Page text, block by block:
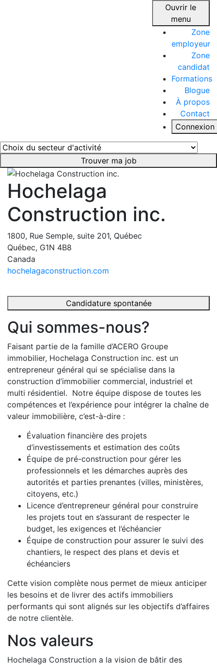
Ouvrir le
menu
Zone
employeur
Zone
candidat
Formations
Blogue
À propos
Contact
Connexion
Trouver ma job
Hochelaga
Construction inc.
1800, Rue Semple, suite 201, Québec
Québec, G1N 4B8
Canada
hochelagaconstruction.com
Candidature spontanée
Qui sommes-nous?
Faisant partie de la famille d’ACERO Groupe
immobilier, Hochelaga Construction inc. est un
entrepreneur général qui se spécialise dans la
construction d’immobilier commercial, industriel et
multi résidentiel. Notre équipe dispose de toutes les
compétences et l’expérience pour intégrer la chaîne de
valeur immobilière, c’est-à-dire :
Évaluation financière des projets
d’investissements et estimation des coûts
Équipe de pré-construction pour gérer les
professionnels et les démarches auprès des
autorités et parties prenantes (villes, ministères,
citoyens, etc.)
Licence d’entrepreneur général pour construire
les projets tout en s’assurant de respecter le
budget, les exigences et l’échéancier
Équipe de construction pour assurer le suivi des
chantiers, le respect des plans et devis et
échéanciers
Cette vision complète nous permet de mieux anticiper
les besoins et de livrer des actifs immobiliers
performants qui sont alignés sur les objectifs d’affaires
de notre clientèle.
Nos valeurs
Hochelaga Construction a la vision de bâtir des